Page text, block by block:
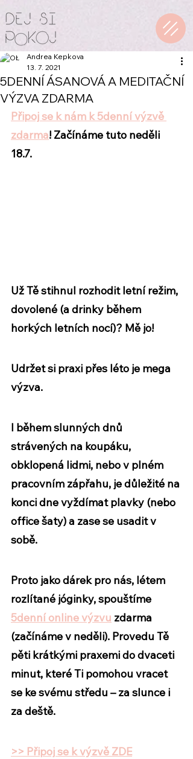
5DENNÍ ÁSANOVÁ A MEDITAČNÍ
VÝZVA ZDARMA
Andrea Kepkova
13. 7. 2021
Připoj se k nám k 5denní výzvě
zdarma! Začínáme tuto neděli
18.7.
Už Tě stihnul rozhodit letní režim,
dovolené (a drinky během
horkých letních nocí)? Mě jo!
Udržet si praxi přes léto je mega
výzva.
I během slunných dnů
strávených na koupáku,
obklopená lidmi, nebo v plném
pracovním zápřahu, je důležité na
konci dne vyždímat plavky (nebo
office šaty) a zase se usadit v
sobě.
Proto jako dárek pro nás, létem
rozlítané jóginky, spouštíme
5denní online výzvu zdarma
(začínáme v neděli). Provedu Tě
pěti krátkými praxemi do dvaceti
minut, které Ti pomohou vracet
se ke svému středu – za slunce i
za deště.
>> Připoj se k výzvě ZDE